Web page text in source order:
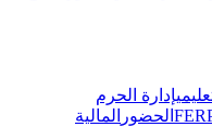
إدارة الحرم
الحضور المالية